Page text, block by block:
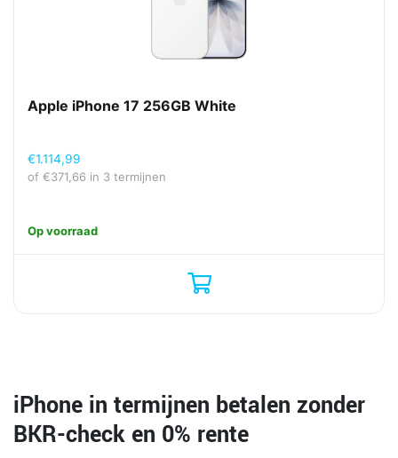
Apple iPhone 17 256GB White
€1.114,99
of €371,66 in 3 termijnen
Op voorraad
iPhone in termijnen betalen zonder
BKR-check en 0% rente